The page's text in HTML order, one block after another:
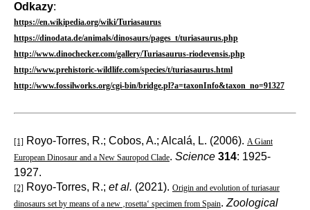
Odkazy:
https://en.wikipedia.org/wiki/Turiasaurus
https://dinodata.de/animals/dinosaurs/pages_t/turiasaurus.php
http://www.dinochecker.com/gallery/Turiasaurus-riodevensis.php
http://www.prehistoric-wildlife.com/species/t/turiasaurus.html
http://www.fossilworks.org/cgi-bin/bridge.pl?a=taxonInfo&taxon_no=91327
[1] Royo-Torres, R.; Cobos, A.; Alcalá, L. (2006). A Giant
European Dinosaur and a New Sauropod Clade. Science 314: 1925-
1927.
[2] Royo-Torres, R.; et al. (2021). Origin and evolution of turiasaur
dinosaurs set by means of a new ‚rosetta‘ specimen from Spain. Zoological